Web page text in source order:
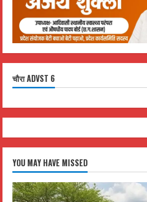
चौरा ADVST 6
YOU MAY HAVE MISSED